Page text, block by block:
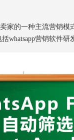
的一种主流营销模
whatsapp营销软件研